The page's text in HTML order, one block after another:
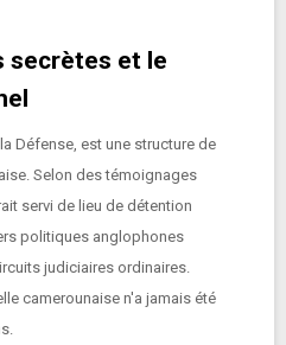
secrètes et le
Défense, est une structure de
Selon des témoignages
servi de lieu de détention
politiques anglophones
judiciaires ordinaires.
camerounaise n'a jamais été